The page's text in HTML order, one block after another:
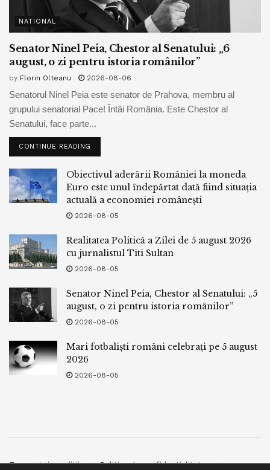
NATIONAL
Senator Ninel Peia, Chestor al Senatului: „6
august, o zi pentru istoria românilor”
by Florin Olteanu 2026-08-06
Senatorul Ninel Peia este senator de Prahova, membru al
grupului senatorial Pace! Întâi România. Este Chestor al
Senatului, face parte...
CONTINUE READING
Obiectivul aderării României la moneda
Euro este unul îndepărtat dată fiind situația
actuală a economiei românești
2026-08-05
Realitatea Politică a Zilei de 5 august 2026
cu jurnalistul Titi Sultan
2026-08-05
Senator Ninel Peia, Chestor al Senatului: „5
august, o zi pentru istoria românilor”
2026-08-05
Mari fotbaliști români celebrați pe 5 august
2026
2026-08-05
Termeni si conditii Politica de confidentialitate